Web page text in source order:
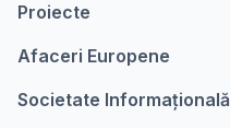
Proiecte
Afaceri Europene
Societate Informațională